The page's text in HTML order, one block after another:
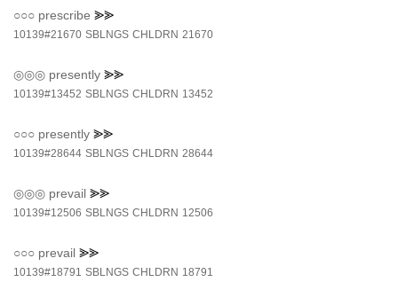
○○○ prescribe ⪢⪢
10139#21670 SBLNGS CHLDRN 21670
◎◎◎ presently ⪢⪢
10139#13452 SBLNGS CHLDRN 13452
○○○ presently ⪢⪢
10139#28644 SBLNGS CHLDRN 28644
◎◎◎ prevail ⪢⪢
10139#12506 SBLNGS CHLDRN 12506
○○○ prevail ⪢⪢
10139#18791 SBLNGS CHLDRN 18791